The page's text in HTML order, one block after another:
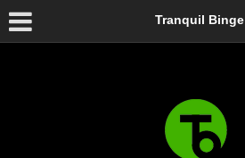
Tranquil Binge